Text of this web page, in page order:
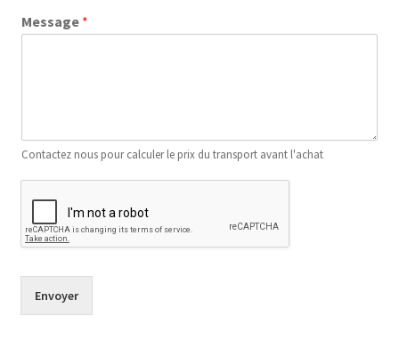
Message *
Contactez nous pour calculer le prix du transport avant l'achat
Envoyer